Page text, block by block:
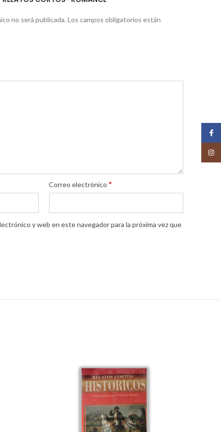
no será publicada. Los campos obligatorios están
Correo electrónico *
y web en este navegador para la próxima vez que